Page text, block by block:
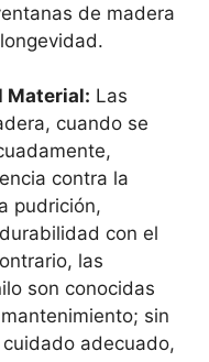
de madera
Material: Las
cuando se
contra la
pudrición,
con el
las
son conocidas
sin
adecuado,